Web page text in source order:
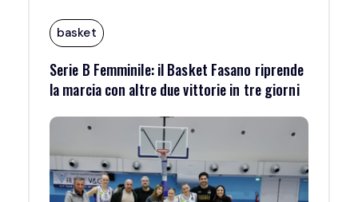
basket
Serie B Femminile: il Basket Fasano riprende
la marcia con altre due vittorie in tre giorni